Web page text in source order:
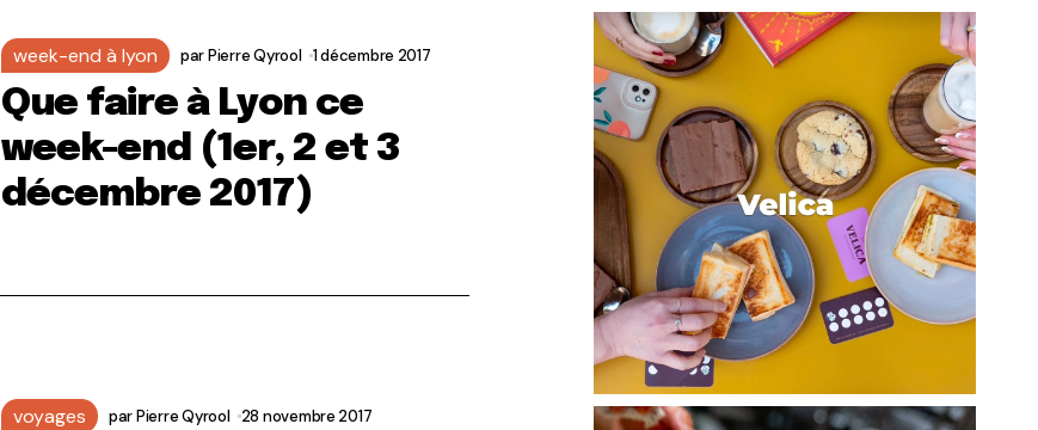
week-end à lyon parPierre Qyrool 1 décembre 2017
Que faire à Lyon ce
week-end (1er, 2 et 3
décembre 2017)
voyages parPierre Qyrool 28 novembre 2017